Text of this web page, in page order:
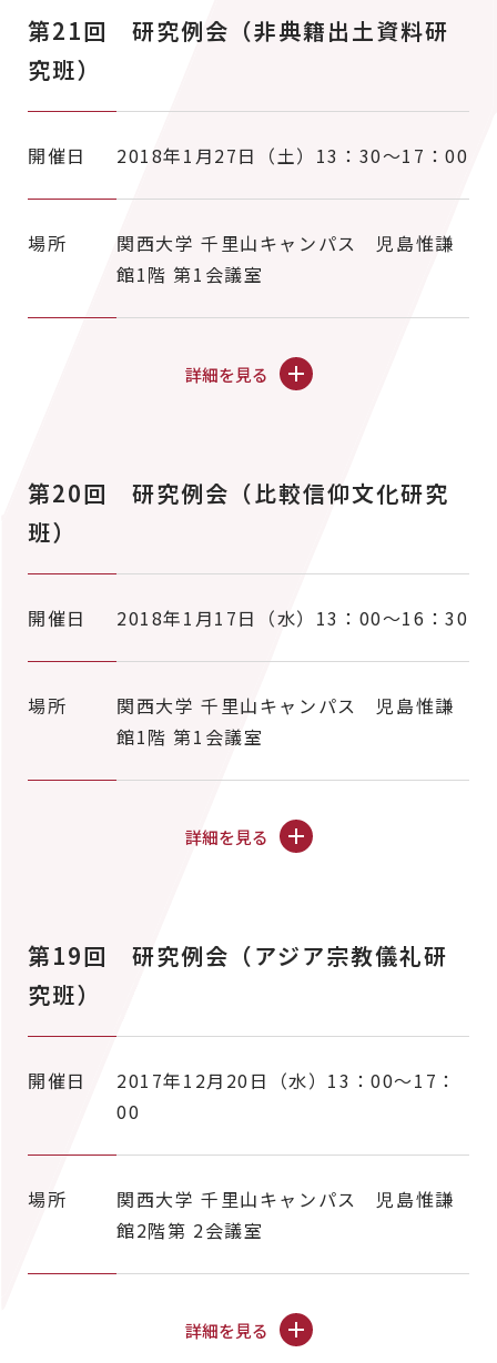
第21回 研究例会（非典籍出土資料研
究班）
開催日 2018年1月27日（土）13：30～17：00
場所
関西大学 千里山キャンパス 児島惟謙
館1階 第1会議室
詳細を見る
第20回 研究例会（比較信仰文化研究
班）
開催日 2018年1月17日（水）13：00～16：30
場所
関西大学 千里山キャンパス 児島惟謙
館1階 第1会議室
詳細を見る
第19回 研究例会（アジア宗教儀礼研
究班）
開催日
2017年12月20日（水）13：00～17：
00
場所
関西大学 千里山キャンパス 児島惟謙
館2階第 2会議室
詳細を見る